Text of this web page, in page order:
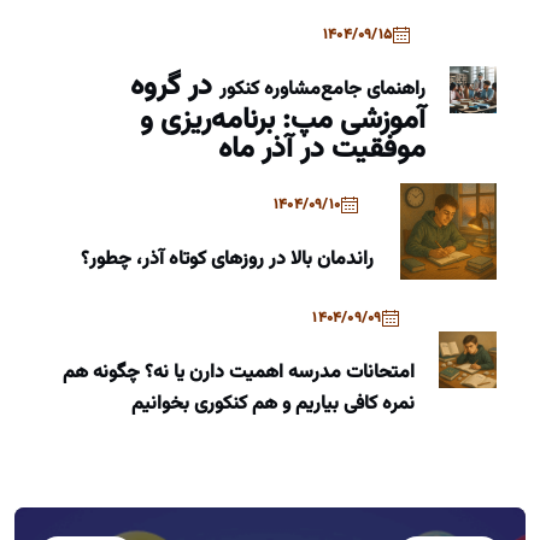
1404/09/15
راهنمای جامعمشاوره کنکوردر گروه
آموزشی مپ: برنامه‌ریزی و
موفقیت در آذر ماه
1404/09/10
راندمان بالا در روزهای کوتاه آذر، چطور؟
1404/09/09
امتحانات مدرسه اهمیت دارن یا نه؟ چگونه هم
نمره کافی بیاریم و هم کنکوری بخوانیم